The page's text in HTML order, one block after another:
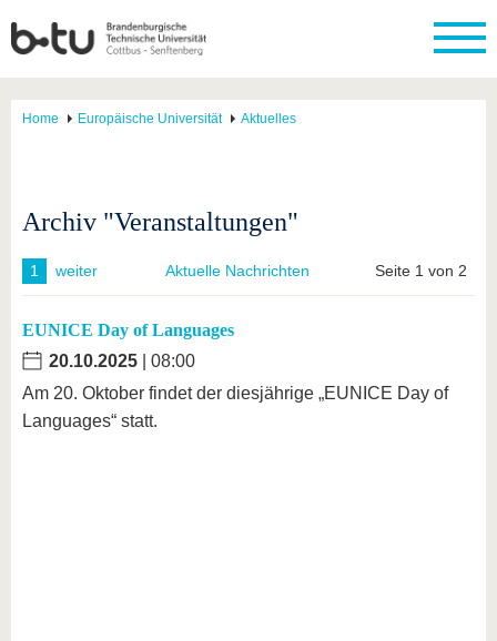
Home Europäische Universität Aktuelles
Archiv "Veranstaltungen"
1 weiter Aktuelle Nachrichten Seite 1 von 2
EUNICE Day of Languages
20.10.2025 | 08:00
Am 20. Oktober findet der diesjährige „EUNICE Day of
Languages“ statt.